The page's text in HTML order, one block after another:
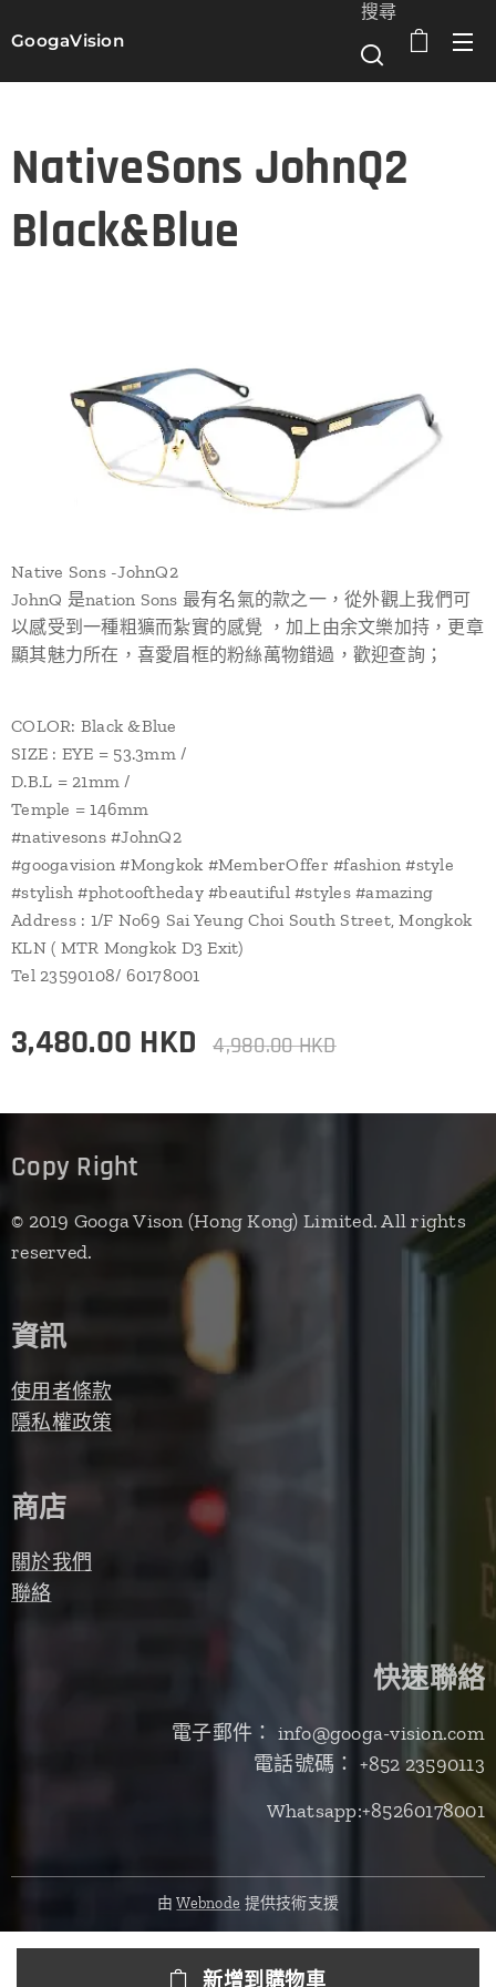
GoogaVision
搜尋
NativeSons JohnQ2
Black&Blue
Native Sons -JohnQ2
JohnQ 是nation Sons 最有名氣的款之一，從外觀上我們可
以感受到一種粗獷而紮實的感覺 ，加上由余文樂加持，更章
顯其魅力所在，喜愛眉框的粉絲萬物錯過，歡迎查詢；
COLOR: Black &Blue
SIZE : EYE = 53.3mm /
D.B.L = 21mm /
Temple = 146mm
#nativesons #JohnQ2
#googavision #Mongkok #MemberOffer #fashion #style
#stylish #photooftheday #beautiful #styles #amazing
Address : 1/F No69 Sai Yeung Choi South Street, Mongkok
KLN ( MTR Mongkok D3 Exit)
Tel 23590108/ 60178001
3,480.00 HKD 4,980.00HKD
新增到購物車
Copy Right
© 2019 Googa Vison (Hong Kong) Limited. All rights
reserved.
資訊
使用者條款
隱私權政策
商店
關於我們
聯絡
快速聯絡
電子郵件： info@googa-vision.com
電話號碼： +852 23590113
Whatsapp:+85260178001
由Webnode 提供技術支援